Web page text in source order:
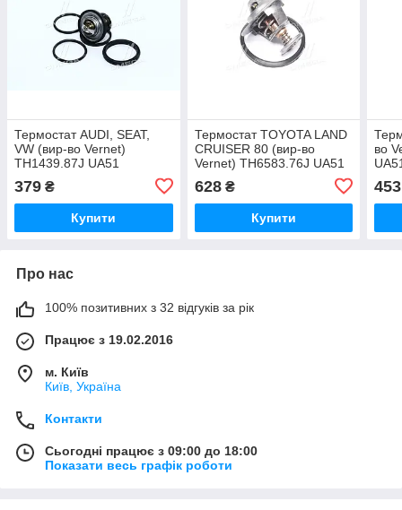
Термостат AUDI, SEAT,
VW (вир-во Vernet)
TH1439.87J UA51
379 ₴
Купити
Термостат TOYOTA LAND
CRUISER 80 (вир-во
Vernet) TH6583.76J UA51
628₴
Купити
во
453
Про нас
100% позитивних з 32 відгуків за рік
Працює з 19.02.2016
м. Київ
Київ, Україна
Контакти
Сьогодні працює з 09:00 до 18:00
Показати весь графік роботи